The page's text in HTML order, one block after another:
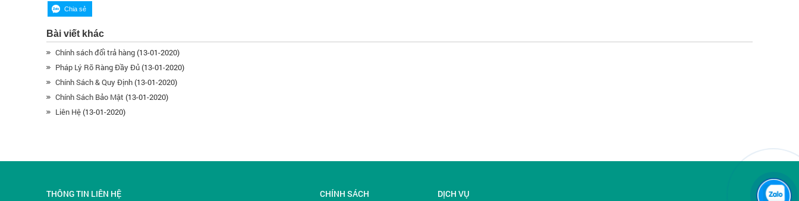
Bài viết khác
Chính sách đổi trả hàng(13-01-2020)
Pháp Lý Rõ Ràng Đầy Đủ(13-01-2020)
Chính Sách & Quy Định(13-01-2020)
Chính Sách Bảo Mật (13-01-2020)
Liên Hệ(13-01-2020)
THÔNG TIN LIÊN HỆ CHÍNH SÁCH DỊCH VỤ